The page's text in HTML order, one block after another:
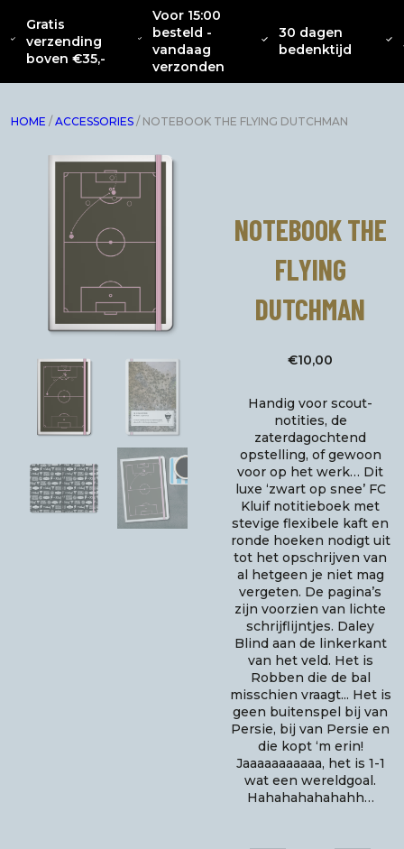
Gratis
verzending
boven €35,-
Voor 15:00
besteld -
vandaag
verzonden
30 dagen
bedenktijd
OVER
ONS
NIEUW
CATENACCIO
COLLECTIE
KLEDING INTERIEUR
HOME / ACCESSORIES / NOTEBOOK THE FLYING DUTCHMAN
NOTEBOOK THE
FLYING
DUTCHMAN
€10,00
Handig voor scout-
notities, de
zaterdagochtend
opstelling, of gewoon
voor op het werk… Dit
luxe ‘zwart op snee’ FC
Kluif notitieboek met
stevige flexibele kaft en
ronde hoeken nodigt uit
tot het opschrijven van
al hetgeen je niet mag
vergeten. De pagina’s
zijn voorzien van lichte
schrijflijntjes. Daley
Blind aan de linkerkant
van het veld. Het is
Robben die de bal
misschien vraagt... Het is
geen buitenspel bij van
Persie, bij van Persie en
die kopt ‘m erin!
Jaaaaaaaaaaa, het is 1-1
wat een wereldgoal.
Hahahahahahahh…